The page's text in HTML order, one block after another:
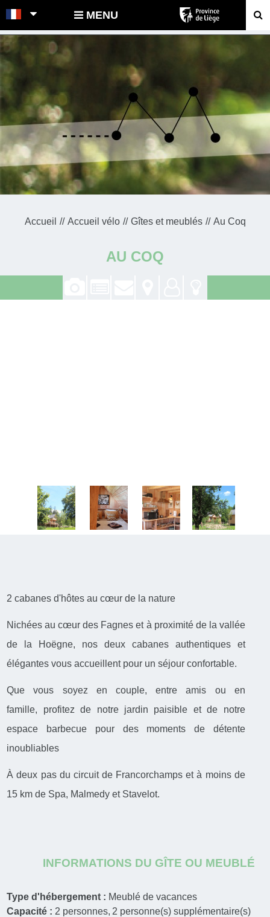
POINTS-NOEUDS MENU
Accueil Accueil vélo Gîtes et meublés Au Coq
AU COQ
2 cabanes d'hôtes au cœur de la nature
Nichées au cœur des Fagnes et à proximité de la vallée
de la Hoëgne, nos deux cabanes authentiques et
élégantes vous accueillent pour un séjour confortable.
Que vous soyez en couple, entre amis ou en
famille, profitez de notre jardin paisible et de notre
espace barbecue pour des moments de détente
inoubliables
À deux pas du circuit de Francorchamps et à moins de
15 km de Spa, Malmedy et Stavelot.
INFORMATIONS DU GÎTE OU MEUBLÉ
Type d'hébergement : Meublé de vacances
Capacité : 2 personnes 2 personne(s) supplémentaire(s)